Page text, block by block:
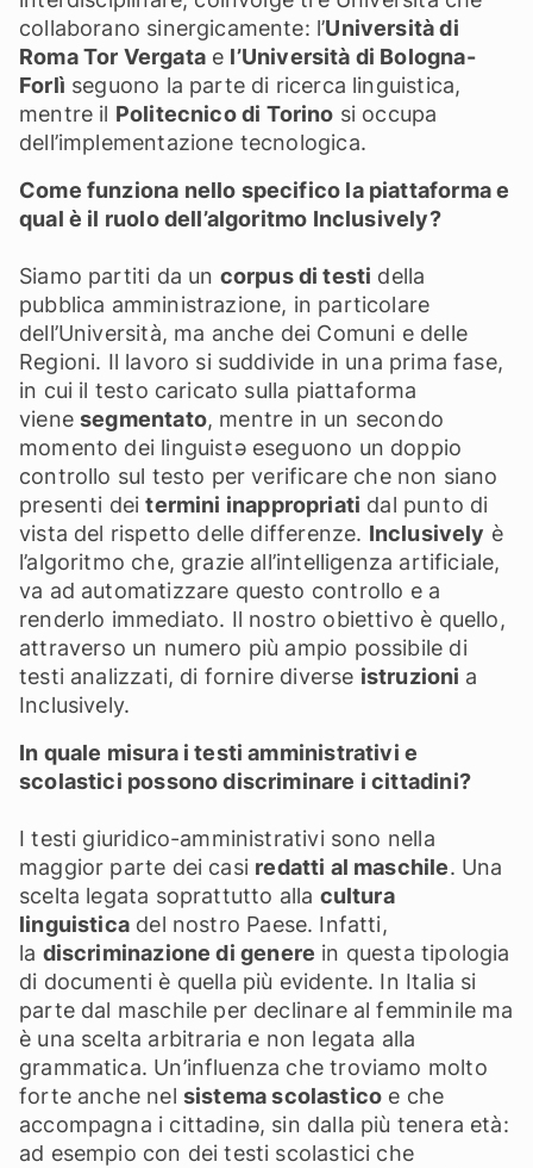
collaborano sinergicamente: l’Università di
Roma Tor Vergatae l’Università di Bologna-
Forlì seguono la parte di ricerca linguistica,
mentre il Politecnico di Torino si occupa
dell’implementazione tecnologica.
Come funziona nello specifico la piattaforma e
qual è il ruolo dell’algoritmo Inclusively?
Siamo partiti da un corpus di testi della
pubblica amministrazione, in particolare
dell’Università, ma anche dei Comuni e delle
Regioni. Il lavoro si suddivide in una prima fase,
in cui il testo caricato sulla piattaforma
vienesegmentato, mentre in un secondo
momento dei linguistǝ eseguono un doppio
controllo sul testo per verificare che non siano
presenti deitermini inappropriati dal punto di
vista del rispetto delle differenze. Inclusively è
l’algoritmo che, grazie all’intelligenza artificiale,
va ad automatizzare questo controllo e a
renderlo immediato. Il nostro obiettivo è quello,
attraverso un numero più ampio possibile di
testi analizzati, di fornire diverse istruzioni a
Inclusively.
In quale misura i testi amministrativi e
scolastici possono discriminare i cittadini?
I testi giuridico-amministrativi sono nella
maggior parte dei casi redatti al maschile. Una
scelta legata soprattutto alla cultura
linguisticadel nostro Paese. Infatti,
la discriminazione di genere in questa tipologia
di documenti è quella più evidente. In Italia si
parte dal maschile per declinare al femminile ma
è una scelta arbitraria e non legata alla
grammatica. Un’influenza che troviamo molto
forte anche nel sistema scolastico e che
accompagna i cittadinǝ, sin dalla più tenera età:
ad esempio con dei testi scolastici che